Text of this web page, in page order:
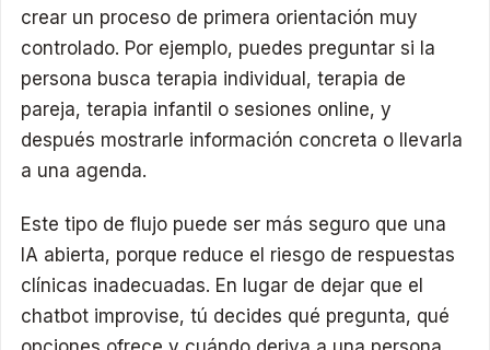
crear un proceso de primera orientación muy
controlado. Por ejemplo, puedes preguntar si la
persona busca terapia individual, terapia de
pareja, terapia infantil o sesiones online, y
después mostrarle información concreta o llevarla
a una agenda.
Este tipo de flujo puede ser más seguro que una
IA abierta, porque reduce el riesgo de respuestas
clínicas inadecuadas. En lugar de dejar que el
chatbot improvise, tú decides qué pregunta, qué